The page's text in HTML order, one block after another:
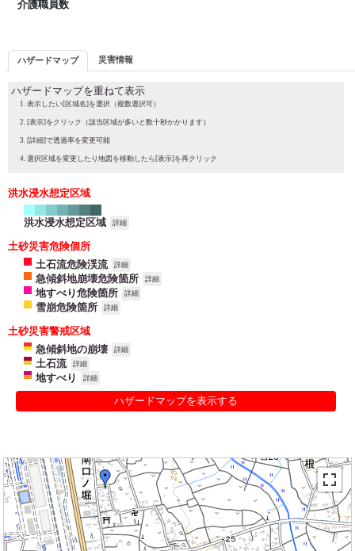
介護職員数
ハザードマップ 災害情報
ハザードマップを重ねて表示
表示したい[区域名]を選択（複数選択可）
[表示]をクリック（該当区域が多いと数十秒かかります）
[詳細]で透過率を変更可能
選択区域を変更したり地図を移動したら[表示]を再クリック
洪水浸水想定区域
洪水浸水想定区域 詳細
土砂災害危険個所
土石流危険渓流
詳細
急傾斜地崩壊危険箇所 詳細
地すべり危険箇所 詳細
雪崩危険箇所 詳細
土砂災害警戒区域
急傾斜地の崩壊
詳細
土石流 詳細
地すべり 詳細
ハザードマップを表示する